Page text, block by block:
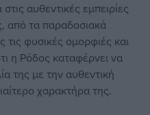
αυθεντικές εμπειρίες
από τα παραδοσιακά
τις φυσικές ομορφιές και
η Ρόδος καταφέρνει να
της με την αυθεντική
χαρακτήρα της.